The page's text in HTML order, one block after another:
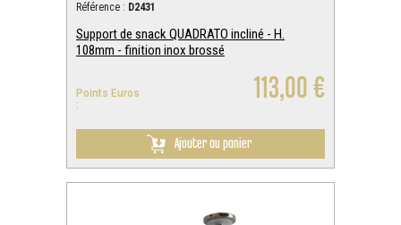
Référence : D2431
Support de snack QUADRATO incliné - H.
108mm - finition inox brossé
Points Euros
:
113,00 €
Ajouter au panier